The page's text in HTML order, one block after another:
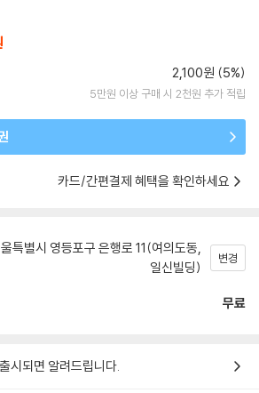
2,100원 (5%)
5만원 이상 구매 시 2천원 추가 적립
카드/간편결제 혜택을 확인하세요
특별시 영등포구 은행로 11(여의도동,
일신빌딩)
변경
무료
시되면 알려드립니다.